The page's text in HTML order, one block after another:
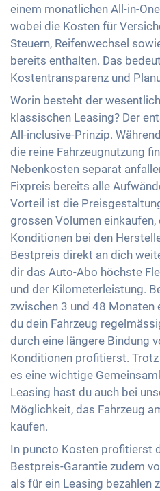
einem monatlichen All-in-
wobei die Kosten für
Steuern, Reifenwechsel
bereits enthalten. Das
Kostentransparenz und
Worin besteht der
klassischen Leasing? Der
All-inclusive-Prinzip.
die reine Fahrzeugnutzung
Nebenkosten separat
Fixpreis bereits alle
Vorteil ist die
grossen Volumen
Konditionen bei den
Bestpreis direkt an dich
dir das Auto-Abo höchste
und der Kilometerleistung.
zwischen 3 und 48
du dein Fahrzeug
durch eine längere Bindung
Konditionen profitierst.
es eine wichtige
Leasing hast du auch bei
Möglichkeit, das Fahrzeug
kaufen.
In puncto Kosten profitierst
Bestpreis-Garantie zudem
als für ein Leasing bezahlen